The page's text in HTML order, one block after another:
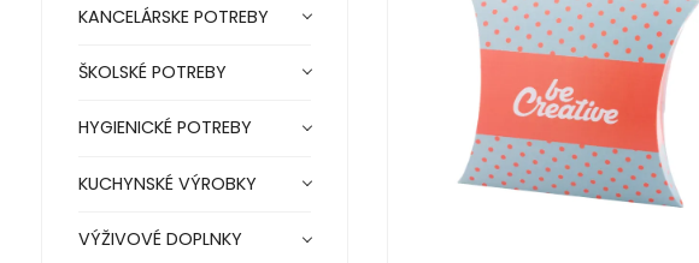
KANCELÁRSKE POTREBY
ŠKOLSKÉ POTREBY
HYGIENICKÉ POTREBY
KUCHYNSKÉ VÝROBKY
VÝŽIVOVÉ DOPLNKY